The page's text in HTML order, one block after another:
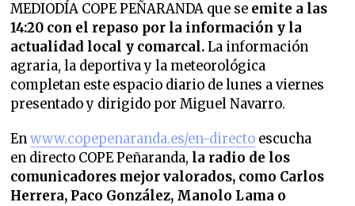
MEDIODÍA COPE PEÑARANDA que se emite a las
14:20 con el repaso por la información y la
actualidad local y comarcal.La información
agraria, la deportiva y la meteorológica
completan este espacio diario de lunes a viernes
presentado y dirigido por Miguel Navarro.
Enwww.copepenaranda.es/en-directo escucha
en directo COPE Peñaranda, la radio de los
comunicadores mejor valorados, como Carlos
Herrera, Paco González, Manolo Lama o